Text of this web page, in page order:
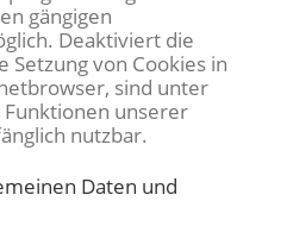
gängigen
Deaktiviert die
von Cookies in
sind unter
unserer
nutzbar.
Daten und